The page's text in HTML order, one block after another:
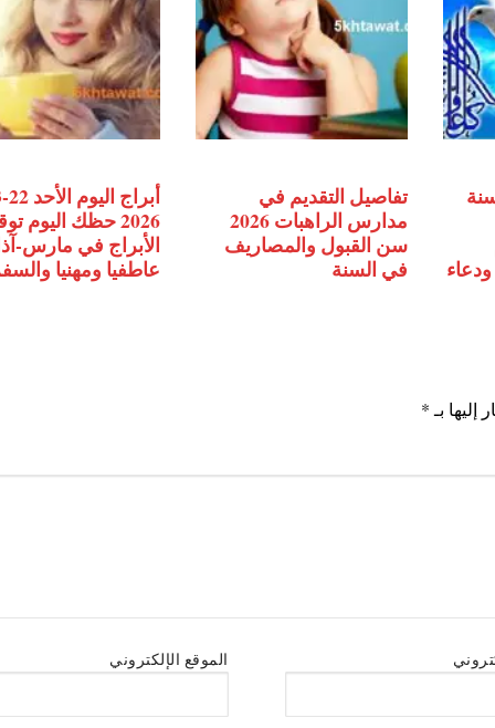
الهجري الجديد 1445 ودعاء
تفاصيل التقديم في
مدارس الراهبات 2026
سن القبول والمصاريف
في السنة
2026 حظك اليوم
الأبراج في مارس-
عاطفيا ومهنيا
إليها بـ *
الموقع الإلكتروني